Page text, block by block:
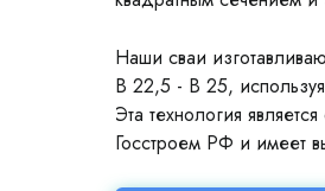
Наши сваи
В 22,5 - В 25,
Эта технология
Госстроем РФ и имеет